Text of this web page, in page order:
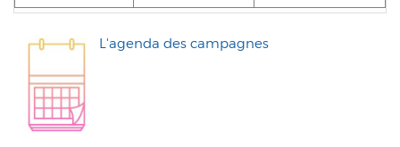
L'agenda des campagnes